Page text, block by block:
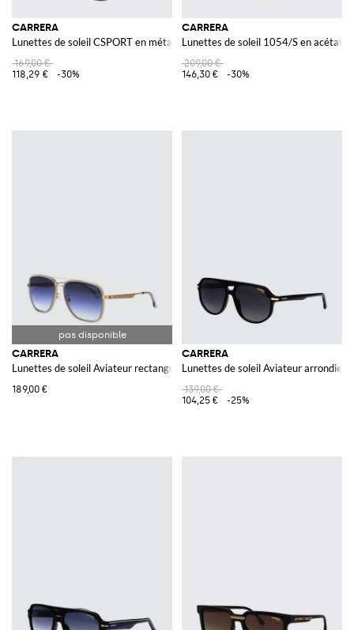
CARRERA
Lunettes de soleil CSPORT en métal et acétate
169,00 €
118,29 €
-30%
CARRERA
Lunettes de soleil 1054/S en acétate
209,00 €
146,30 €
-30%
CARRERA
Lunettes de soleil Aviateur rectangulaires en métal avec double pont
189,00 €
CARRERA
Lunettes de soleil Aviateur arrondies
139,00 €
104,25 €
-25%